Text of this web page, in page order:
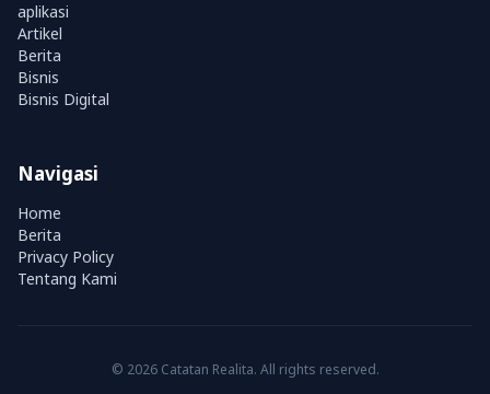
aplikasi
Artikel
Berita
Bisnis
Bisnis Digital
Navigasi
Home
Berita
Privacy Policy
Tentang Kami
© 2026 Catatan Realita. All rights reserved.